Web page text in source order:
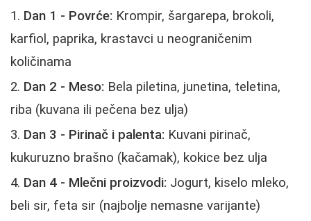
Dan 1 - Povrće: Krompir, šargarepa, brokoli,
karfiol, paprika, krastavci u neograničenim
količinama
Dan 2 - Meso: Bela piletina, junetina, teletina,
riba (kuvana ili pečena bez ulja)
Dan 3 - Pirinač i palenta: Kuvani pirinač,
kukuruzno brašno (kačamak), kokice bez ulja
Dan 4 - Mlečni proizvodi: Jogurt, kiselo mleko,
beli sir, feta sir (najbolje nemasne varijante)